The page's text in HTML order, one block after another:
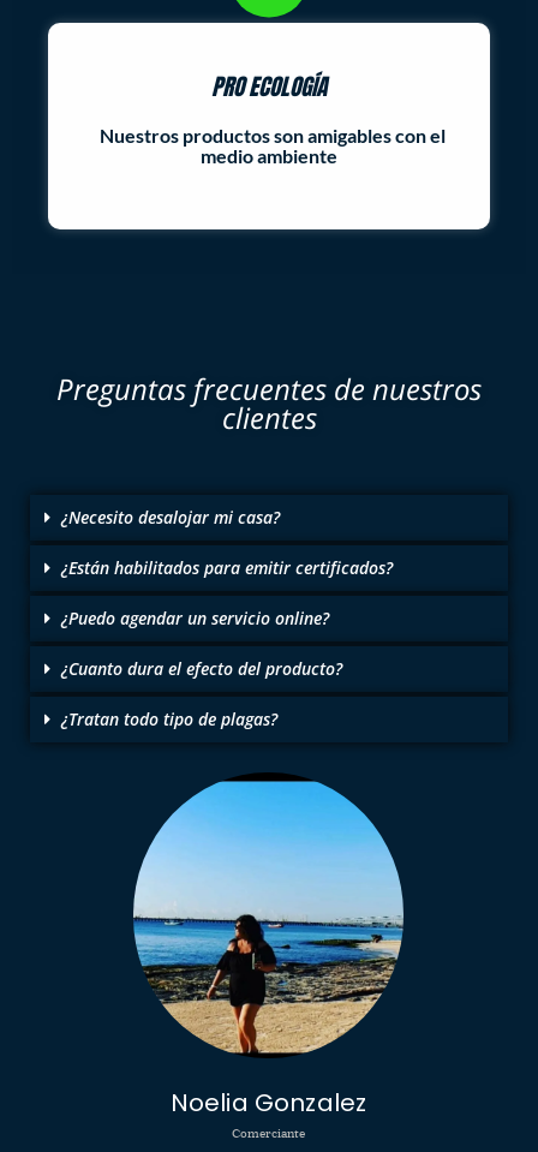
PRO ECOLOGÍA
Nuestros productos son amigables con el
medio ambiente
Preguntas frecuentes de nuestros
clientes
¿Necesito desalojar mi casa?
¿Están habilitados para emitir certificados?
¿Puedo agendar un servicio online?
¿Cuanto dura el efecto del producto?
¿Tratan todo tipo de plagas?
Noelia Gonzalez
Comerciante